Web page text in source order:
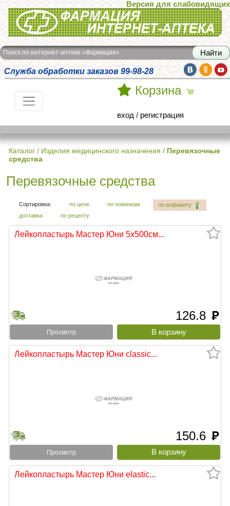
Интернет-аптека Фармация
Версия для слабовидящих
Поиск по интернет-аптеке «Фармация»
Служба обработки заказов 99-98-28
Корзина
вход / регистрация
Каталог / Изделия медицинского назначения / Перевязочные
средства
Перевязочные средства
Сортировка: по цене по новинкам
по алфавиту
доставка
по рецепту
Лейкопластырь Мастер Юни 5х500см...
126.8 руб
Просмотр
Лейкопластырь Мастер Юни classic...
150.6 руб
Просмотр
Лейкопластырь Мастер Юни elastic...